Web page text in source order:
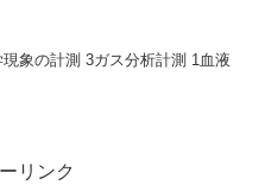
象の計測 3ガス分析計測 1血液
リンク